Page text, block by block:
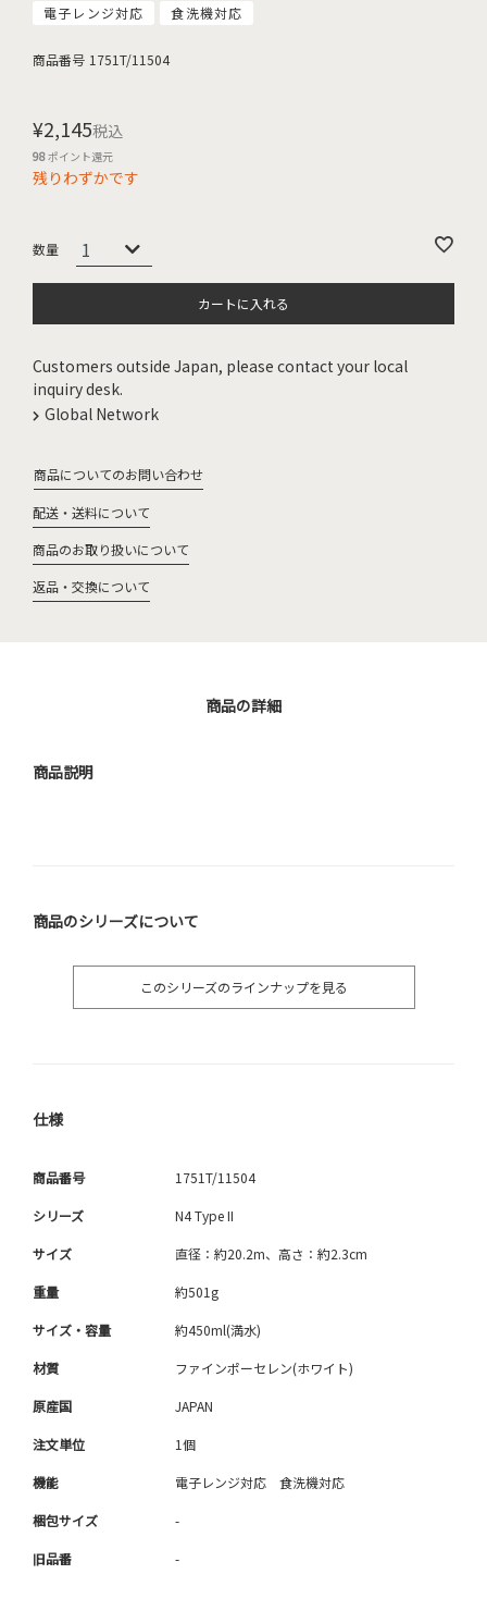
電子レンジ対応 食洗機対応
商品番号 1751T/11504
¥2,145税込
98ポイント還元
残りわずかです
カートに入れる
Customers outside Japan, please contact your local
inquiry desk.
Global Network
商品についてのお問い合わせ
配送・送料について
商品のお取り扱いについて
返品・交換について
商品の詳細
商品説明
商品のシリーズについて
このシリーズのラインナップを見る
仕様
商品番号 1751T/11504
シリーズ N4 Type II
サイズ 直径：約20.2m、高さ：約2.3cm
重量 約501g
サイズ・容量 約450ml(満水)
材質 ファインポーセレン(ホワイト)
原産国 JAPAN
注文単位 1個
機能 電子レンジ対応 食洗機対応
梱包サイズ -
旧品番 -